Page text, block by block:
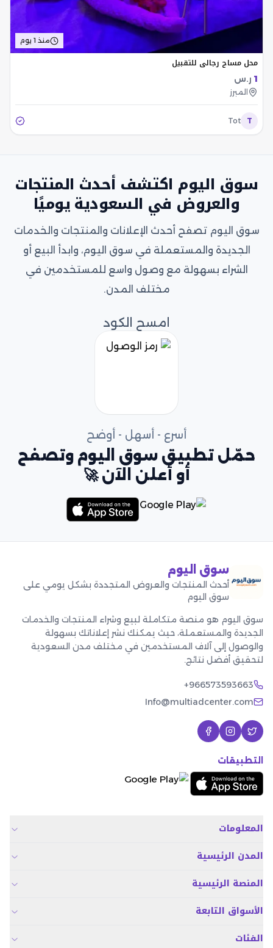
منذ 1 يوم
محل مساج رجالي للتقبيل
1 ر.س
المبرز
T
Tot
سوق اليوم اكتشف أحدث المنتجات
والعروض في السعودية يوميًا
سوق اليوم تصفح أحدث الإعلانات والمنتجات والخدمات
الجديدة والمستعملة في سوق اليوم، وابدأ البيع أو
الشراء بسهولة مع وصول واسع للمستخدمين في
مختلف المدن.
امسح الكود
أسرع - أسهل - أوضح
حمّل تطبيق سوق اليوم وتصفح
أو أعلن الآن 🚀
سوق اليوم
أحدث المنتجات والعروض المتجددة بشكل يومي على
سوق اليوم
سوق اليوم هو منصة متكاملة لبيع وشراء المنتجات والخدمات
الجديدة والمستعملة، حيث يمكنك نشر إعلاناتك بسهولة
والوصول إلى آلاف المستخدمين في مختلف مدن السعودية
لتحقيق أفضل نتائج.
+966573593663
Info@multiadcenter.com
التطبيقات
المعلومات
المدن الرئيسية
المنصة الرئيسية
الأسواق التابعة
الفئات